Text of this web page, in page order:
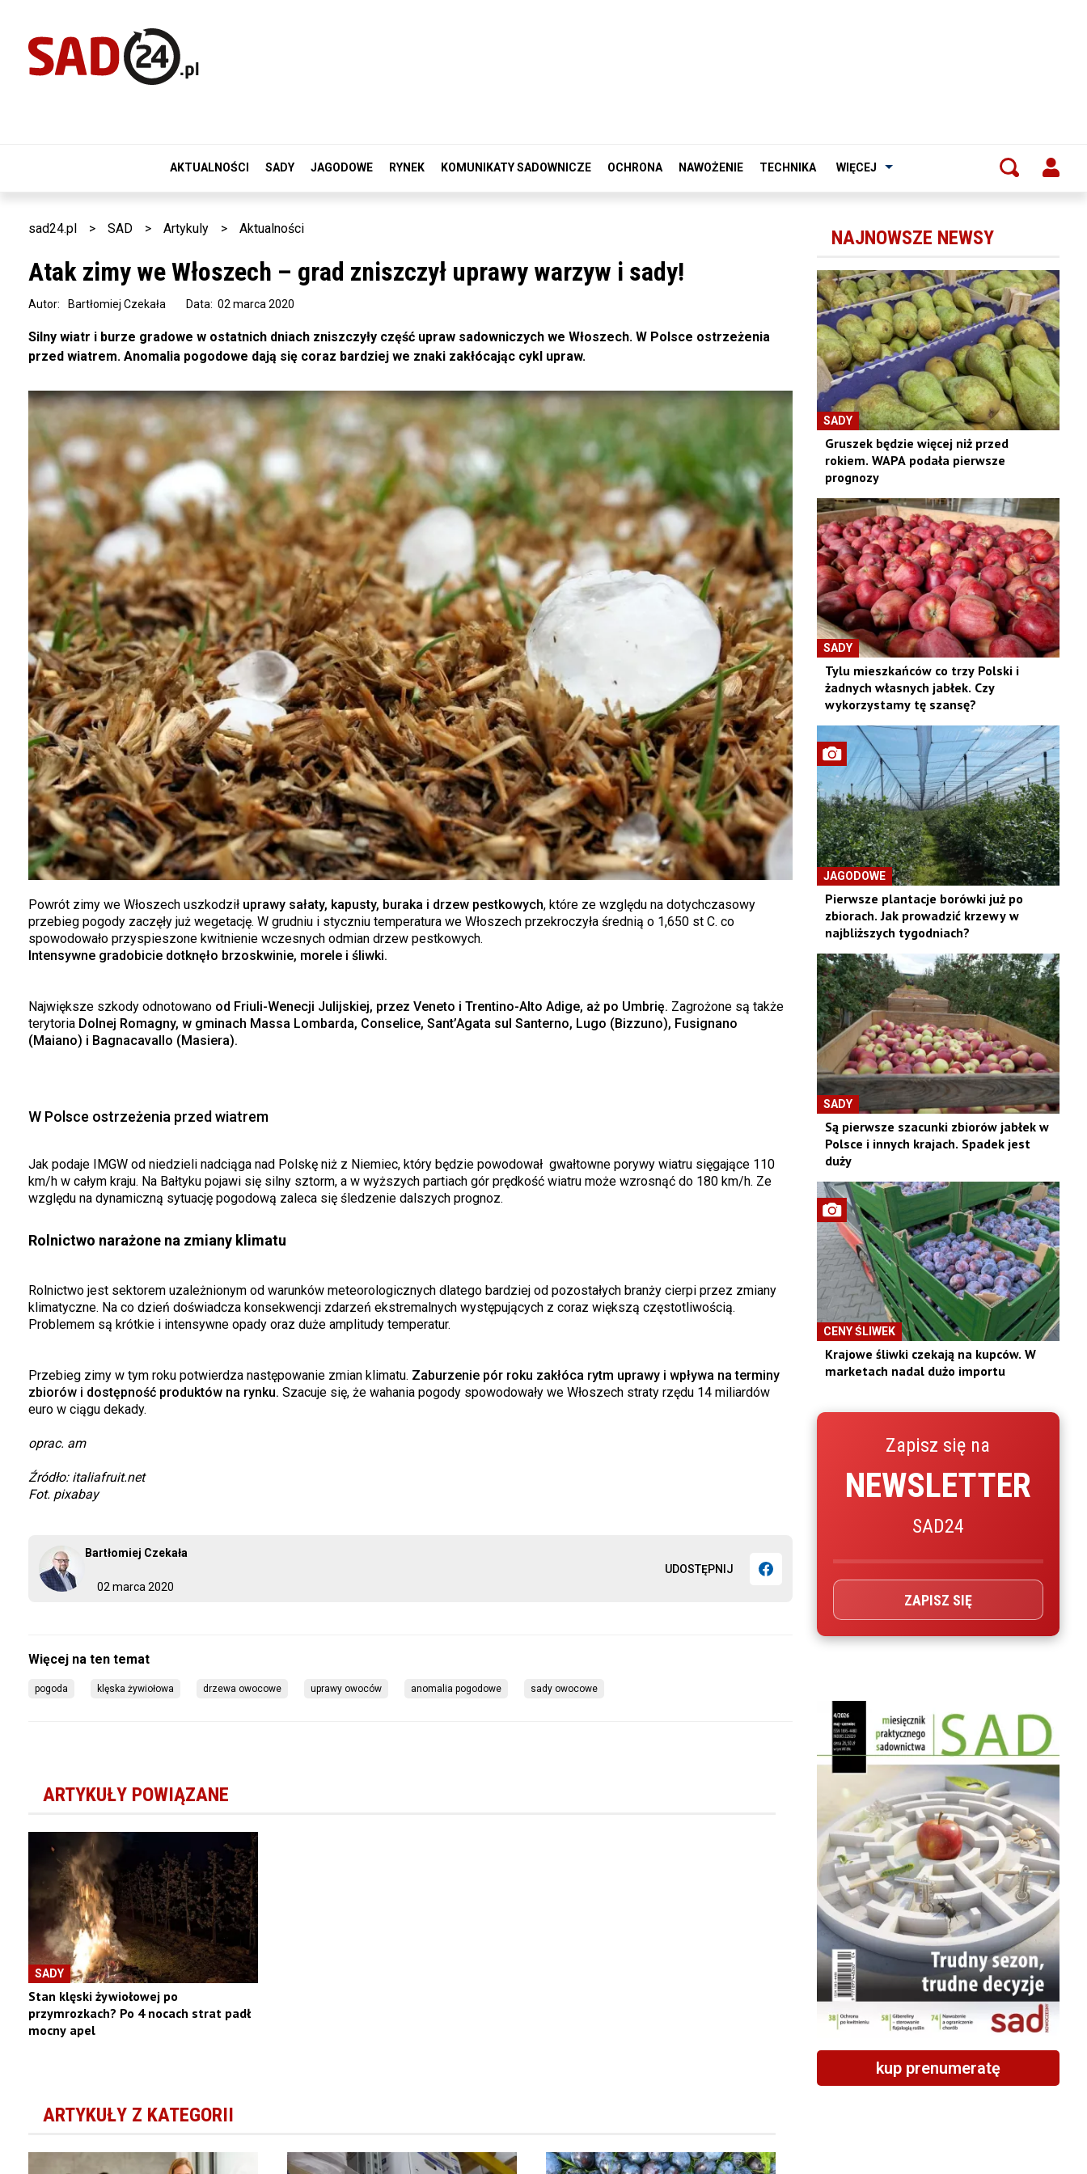
AKTUALNOŚCI SADY JAGODOWE RYNEK KOMUNIKATY SADOWNICZE OCHRONA NAWOŻENIE TECHNIKA WIĘCEJ
sad24.pl > SAD > Artykuly > Aktualności
Atak zimy we Włoszech – grad zniszczył uprawy warzyw i sady!
Data: 02 marca 2020
Autor: Bartłomiej Czekała
02 marca 2020
Bartłomiej Czekała
UDOSTĘPNIJ
Silny wiatr i burze gradowe w ostatnich dniach zniszczyły część upraw sadowniczych we Włoszech. W Polsce ostrzeżenia
przed wiatrem. Anomalia pogodowe dają się coraz bardziej we znaki zakłócając cykl upraw.
Powrót zimy we Włoszech uszkodził uprawy sałaty, kapusty, buraka i drzew pestkowych, które ze względu na dotychczasowy
przebieg pogody zaczęły już wegetację. W grudniu i styczniu temperatura we Włoszech przekroczyła średnią o 1,650 st C. co
spowodowało przyspieszone kwitnienie wczesnych odmian drzew pestkowych.
Intensywne gradobicie dotknęło brzoskwinie, morele i śliwki.
Największe szkody odnotowano od Friuli-Wenecji Julijskiej, przez Veneto i Trentino-Alto Adige, aż po Umbrię. Zagrożone są także
terytoria Dolnej Romagny, w gminach Massa Lombarda, Conselice, Sant’Agata sul Santerno, Lugo (Bizzuno), Fusignano
(Maiano) i Bagnacavallo (Masiera).
W Polsce ostrzeżenia przed wiatrem
Jak podaje IMGW od niedzieli nadciąga nad Polskę niż z Niemiec, który będzie powodował gwałtowne porywy wiatru sięgające 110
km/h w całym kraju. Na Bałtyku pojawi się silny sztorm, a w wyższych partiach gór prędkość wiatru może wzrosnąć do 180 km/h. Ze
względu na dynamiczną sytuację pogodową zaleca się śledzenie dalszych prognoz.
Rolnictwo narażone na zmiany klimatu
Rolnictwo jest sektorem uzależnionym od warunków meteorologicznych dlatego bardziej od pozostałych branży cierpi przez zmiany
klimatyczne. Na co dzień doświadcza konsekwencji zdarzeń ekstremalnych występujących z coraz większą częstotliwością.
Problemem są krótkie i intensywne opady oraz duże amplitudy temperatur.
Przebieg zimy w tym roku potwierdza następowanie zmian klimatu. Zaburzenie pór roku zakłóca rytm uprawy i wpływa na terminy
zbiorów i dostępność produktów na rynku. Szacuje się, że wahania pogody spowodowały we Włoszech straty rzędu 14 miliardów
euro w ciągu dekady.
oprac. am
Źródło: italiafruit.net
Fot. pixabay
pogoda klęska żywiołowa drzewa owocowe uprawy owoców anomalia pogodowe sady owocowe
ARTYKUŁY POWIĄZANE
SADY
Stan klęski żywiołowej po
przymrozkach? Po 4 nocach strat padł
mocny apel
ARTYKUŁY Z KATEGORII
NAJNOWSZE NEWSY
SADY
Gruszek będzie więcej niż przed
rokiem. WAPA podała pierwsze
prognozy
SADY
Tylu mieszkańców co trzy Polski i
żadnych własnych jabłek. Czy
wykorzystamy tę szansę?
JAGODOWE
Pierwsze plantacje borówki już po
zbiorach. Jak prowadzić krzewy w
najbliższych tygodniach?
SADY
Są pierwsze szacunki zbiorów jabłek w
Polsce i innych krajach. Spadek jest
duży
CENY ŚLIWEK
Krajowe śliwki czekają na kupców. W
marketach nadal dużo importu
Zapisz się na
NEWSLETTER
SAD24
ZAPISZ SIĘ
kup prenumeratę